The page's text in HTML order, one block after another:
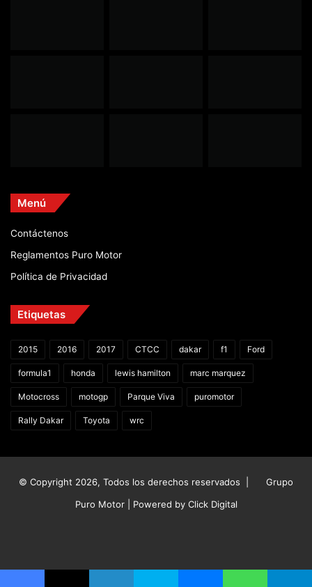
Menú
Contáctenos
Reglamentos Puro Motor
Política de Privacidad
Etiquetas
2015 2016 2017 CTCC dakar f1 Ford
formula1 honda lewis hamilton marc marquez
Motocross motogp Parque Viva puromotor
Rally Dakar Toyota wrc
© Copyright 2026, Todos los derechos reservados |
Grupo
Puro Motor | Powered by Click Digital